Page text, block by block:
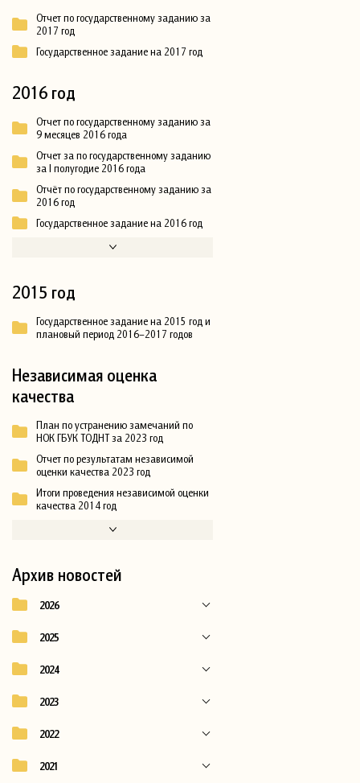
Отчет по государственному заданию за
2017 год
Государственное задание на 2017 год
2016 год
Отчет по государственному заданию за
9 месяцев 2016 года
Отчет за по государственному заданию
за I полугодие 2016 года
Отчёт по государственному заданию за
2016 год
Государственное задание на 2016 год
2015 год
Государственное задание на 2015 год и
плановый период 2016–2017 годов
Независимая оценка
качества
План по устранению замечаний по
НОК ГБУК ТОДНТ за 2023 год
Отчет по результатам независимой
оценки качества 2023 год
Итоги проведения независимой оценки
качества 2014 год
Архив новостей
2026
2025
2024
2023
2022
2021